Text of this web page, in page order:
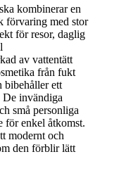
kombinerar en
förvaring med stor
för resor, daglig
av vattentätt
från fukt
bibehåller ett
De invändiga
små personliga
för enkel åtkomst.
modernt och
den förblir lätt